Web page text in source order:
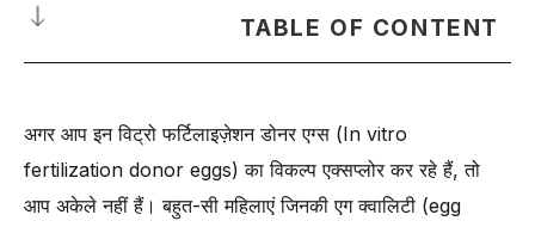
TABLE OF CONTENT
-एग रिट्रीवल प्रोसेस (Egg Retrieval Process):
- IVF में एग रिट्रीवल कैसे किया जाता है?
IVF में डोनेट किए गए एग्स का इस्तेमाल करने के बाद क्या होता है?
अगर आप इन विट्रो फर्टिलाइज़ेशन डोनर एग्स (In vitro
fertilization donor eggs) का विकल्प एक्सप्लोर कर रहे हैं, तो
आप अकेले नहीं हैं। बहुत-सी महिलाएं जिनकी एग क्वालिटी (egg